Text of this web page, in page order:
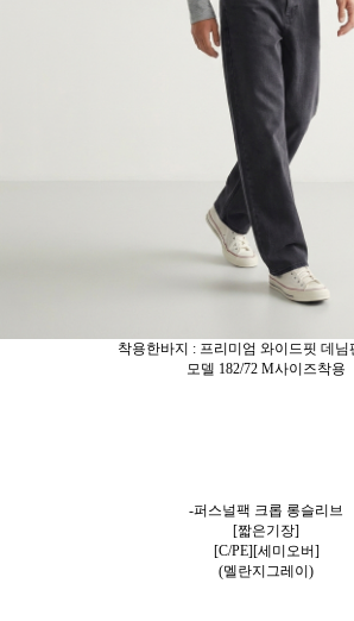
착용한바지 : 프리미엄 와이드핏 데님
모델 182/72 M사이즈착용
-퍼스널팩 크롭 롱슬리브
[짧은기장]
[C/PE][세미오버]
(멜란지그레이)